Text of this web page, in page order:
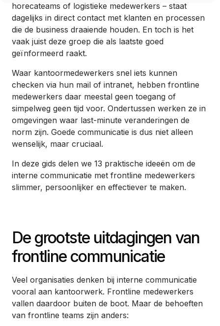
horecateams of logistieke medewerkers – staat
dagelijks in direct contact met klanten en processen
die de business draaiende houden. En toch is het
vaak juist deze groep die als laatste goed
geïnformeerd raakt.
Waar kantoormedewerkers snel iets kunnen
checken via hun mail of intranet, hebben frontline
medewerkers daar meestal geen toegang of
simpelweg geen tijd voor. Ondertussen werken ze in
omgevingen waar last-minute veranderingen de
norm zijn. Goede communicatie is dus niet alleen
wenselijk, maar cruciaal.
In deze gids delen we 13 praktische ideeën om de
interne communicatie met frontline medewerkers
slimmer, persoonlijker en effectiever te maken.
De grootste uitdagingen van
frontline communicatie
Veel organisaties denken bij interne communicatie
vooral aan kantoorwerk. Frontline medewerkers
vallen daardoor buiten de boot. Maar de behoeften
van frontline teams zijn anders: